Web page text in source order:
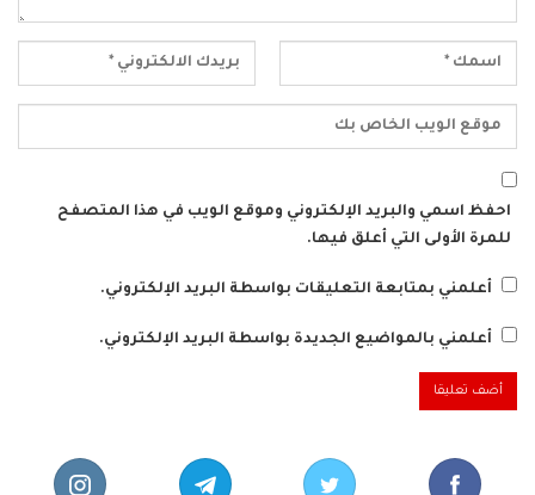
احفظ اسمي والبريد الإلكتروني وموقع الويب في هذا المتصفح
للمرة الأولى التي أعلق فيها.
أعلمني بمتابعة التعليقات بواسطة البريد الإلكتروني.
أعلمني بالمواضيع الجديدة بواسطة البريد الإلكتروني.